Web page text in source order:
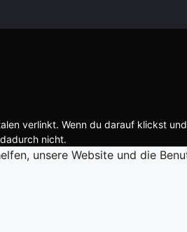
verlinkt. Wenn du darauf klickst
nicht.
unsere Website und die